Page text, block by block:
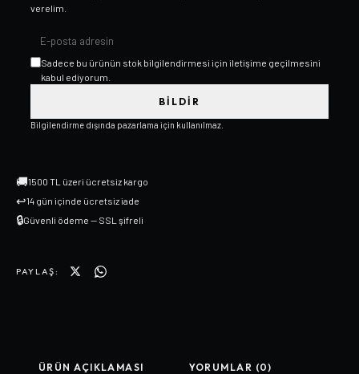
verelim.
Sadece bu ürünün stok bilgilendirmesi için iletişime geçilmesini
kabul ediyorum.
BILDIR
Bilgilendirme dışında pazarlama için kullanılmaz.
🚚1500 TL üzeri ücretsiz kargo
↩14 gün içinde ücretsiz iade
🔒Güvenli ödeme — SSL şifreli
PAYLAŞ:
ÜRÜN AÇIKLAMASI YORUMLAR (0)